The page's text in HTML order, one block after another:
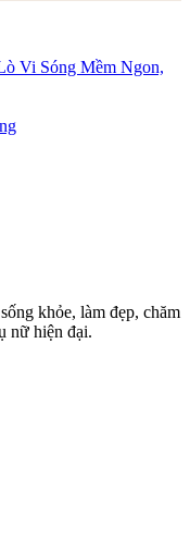
Vi Sóng Mềm Ngon,
khỏe, làm đẹp, chăm
nữ hiện đại.